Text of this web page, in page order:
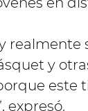
y
este
expresó.